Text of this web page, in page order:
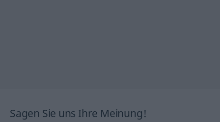
Sagen Sie uns Ihre Meinung!